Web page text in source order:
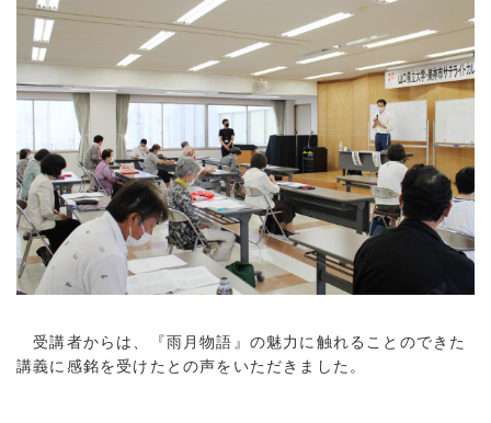
受講者からは、『雨月物語』の魅力に触れることのできた
講義に感銘を受けたとの声をいただきました。